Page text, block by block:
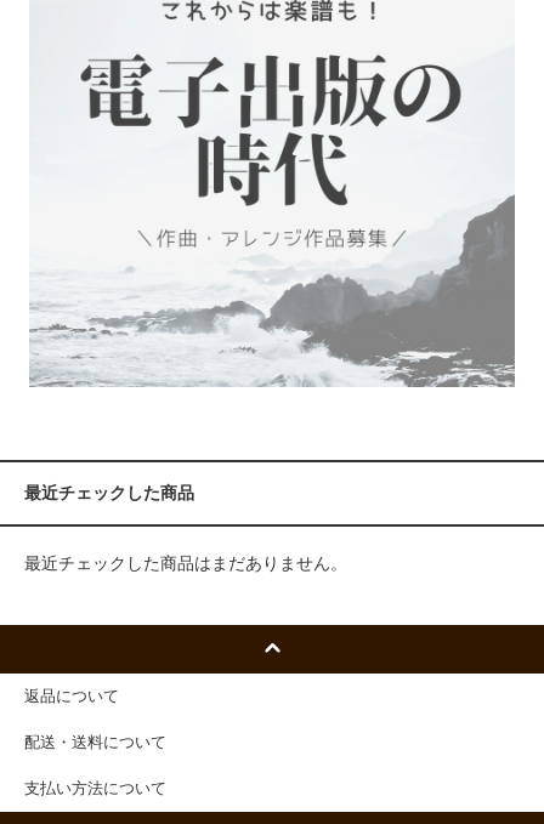
最近チェックした商品
最近チェックした商品はまだありません。
返品について
配送・送料について
支払い方法について